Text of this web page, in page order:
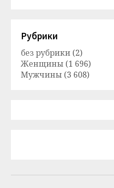
Рубрики
без рубрики (2)
Женщины (1 696)
Мужчины (3 608)